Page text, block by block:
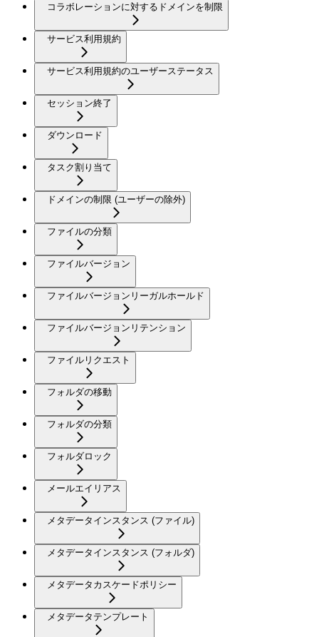
コラボレーションに対するドメインを制限
サービス利用規約
サービス利用規約のユーザーステータス
セッション終了
ダウンロード
タスク割り当て
ドメインの制限 (ユーザーの除外)
ファイルの分類
ファイルバージョン
ファイルバージョンリーガルホールド
ファイルバージョンリテンション
ファイルリクエスト
フォルダの移動
フォルダの分類
フォルダロック
メールエイリアス
メタデータインスタンス (ファイル)
メタデータインスタンス (フォルダ)
メタデータカスケードポリシー
メタデータテンプレート